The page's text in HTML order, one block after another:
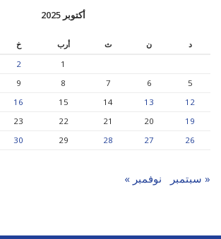
أكتوبر 2025
د ن ث أرب خ
1
2
5
6
7
8
9
12
13
14
15
16
19
20
21
22
23
26
27
28
29
30
« سبتمبر نوفمبر »